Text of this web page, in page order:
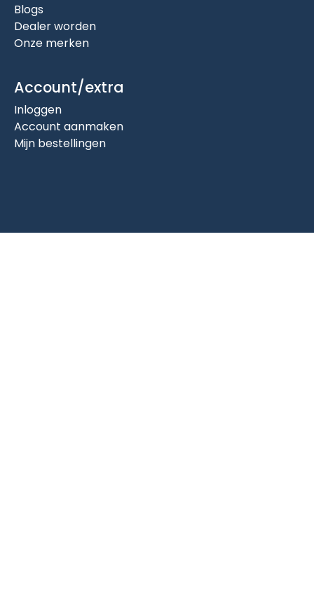
Blogs
Dealer worden
Onze merken
Account/extra
Inloggen
Account aanmaken
Mijn bestellingen